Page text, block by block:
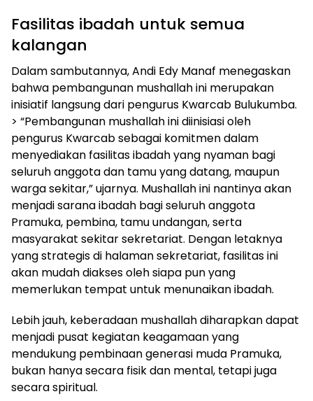
Fasilitas ibadah untuk semua
kalangan
Dalam sambutannya, Andi Edy Manaf menegaskan
bahwa pembangunan mushallah ini merupakan
inisiatif langsung dari pengurus Kwarcab Bulukumba.
> “Pembangunan mushallah ini diinisiasi oleh
pengurus Kwarcab sebagai komitmen dalam
menyediakan fasilitas ibadah yang nyaman bagi
seluruh anggota dan tamu yang datang, maupun
warga sekitar,” ujarnya. Mushallah ini nantinya akan
menjadi sarana ibadah bagi seluruh anggota
Pramuka, pembina, tamu undangan, serta
masyarakat sekitar sekretariat. Dengan letaknya
yang strategis di halaman sekretariat, fasilitas ini
akan mudah diakses oleh siapa pun yang
memerlukan tempat untuk menunaikan ibadah.
Lebih jauh, keberadaan mushallah diharapkan dapat
menjadi pusat kegiatan keagamaan yang
mendukung pembinaan generasi muda Pramuka,
bukan hanya secara fisik dan mental, tetapi juga
secara spiritual.